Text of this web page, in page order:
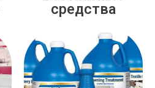
средства